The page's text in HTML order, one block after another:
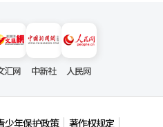
汇网 中新社 人民网
少年保护政策 著作权规定